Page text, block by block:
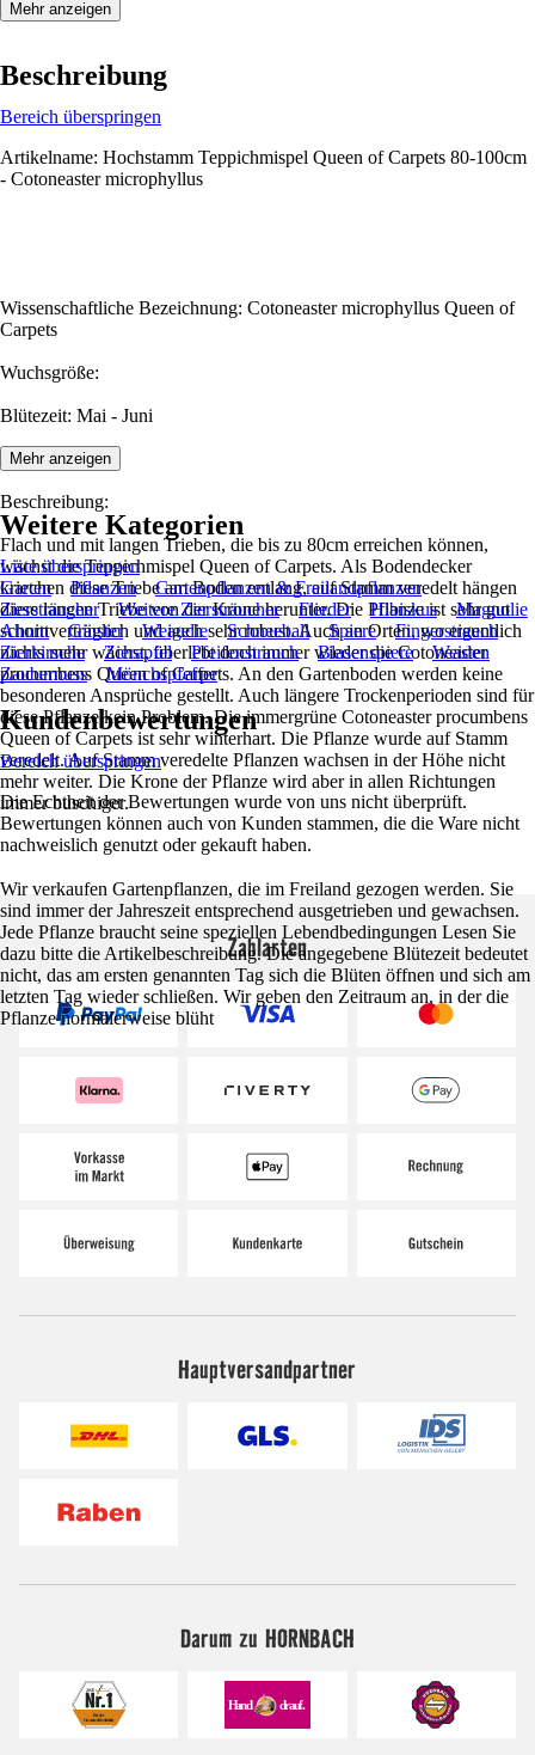
Mehr anzeigen
Beschreibung
Bereich überspringen
Artikelname: Hochstamm Teppichmispel Queen of Carpets 80-100cm
- Cotoneaster microphyllus
Wissenschaftliche Bezeichnung: Cotoneaster microphyllus Queen of
Carpets
Wuchsgröße:
Blütezeit: Mai - Juni
Beschreibung:
Flach und mit langen Trieben, die bis zu 80cm erreichen können,
wächst die Teppichmispel Queen of Carpets. Als Bodendecker
kriechen diese Triebe am Boden entlang, auf Stamm veredelt hängen
diese langen Triebe von der Krone herunter. Die Pflanze ist sehr gut
schnittverträglich und auch sehr robust. Auch an Orten, wo eigentlich
nichts mehr wächst, überlebt doch immer wieder die Cotoneaster
procumbens Queen of Carpets. An den Gartenboden werden keine
besonderen Ansprüche gestellt. Auch längere Trockenperioden sind für
diese Pflanze kein Problem. Die immergrüne Cotoneaster procumbens
Queen of Carpets ist sehr winterhart. Die Pflanze wurde auf Stamm
veredelt. Auf Stamm veredelte Pflanzen wachsen in der Höhe nicht
mehr weiter. Die Krone der Pflanze wird aber in allen Richtungen
immer buschiger.
Wir verkaufen Gartenpflanzen, die im Freiland gezogen werden. Sie
sind immer der Jahreszeit entsprechend ausgetrieben und gewachsen.
Jede Pflanze braucht seine speziellen Lebendbedingungen Lesen Sie
dazu bitte die Artikelbeschreibung. Die angegebene Blütezeit bedeutet
nicht, das am ersten genannten Tag sich die Blüten öffnen und sich am
letzten Tag wieder schließen. Wir geben den Zeitraum an, in der die
Pflanze normalerweise blüht
Mehr anzeigen
Weitere Kategorien
Liste überspringen
Garten
Pflanzen
Gartenpflanzen & Freilandpflanzen
Ziersträucher
Weitere Ziersträucher Flieder Hibiskus
Magnolie
Ahorn
Ginster Weigelie Schneeball Spiere
Fingerstrauch
Zierkirsche
Zierapfel Pfeifenstrauch Blasenspiere
Weiden
Zaubernuss
Mönchspfeffer
Kundenbewertungen
Bereich überspringen
Die Echtheit der Bewertungen wurde von uns nicht überprüft.
Bewertungen können auch von Kunden stammen, die die Ware nicht
nachweislich genutzt oder gekauft haben.
Zahlarten
Hauptversandpartner
Darum zu HORNBACH